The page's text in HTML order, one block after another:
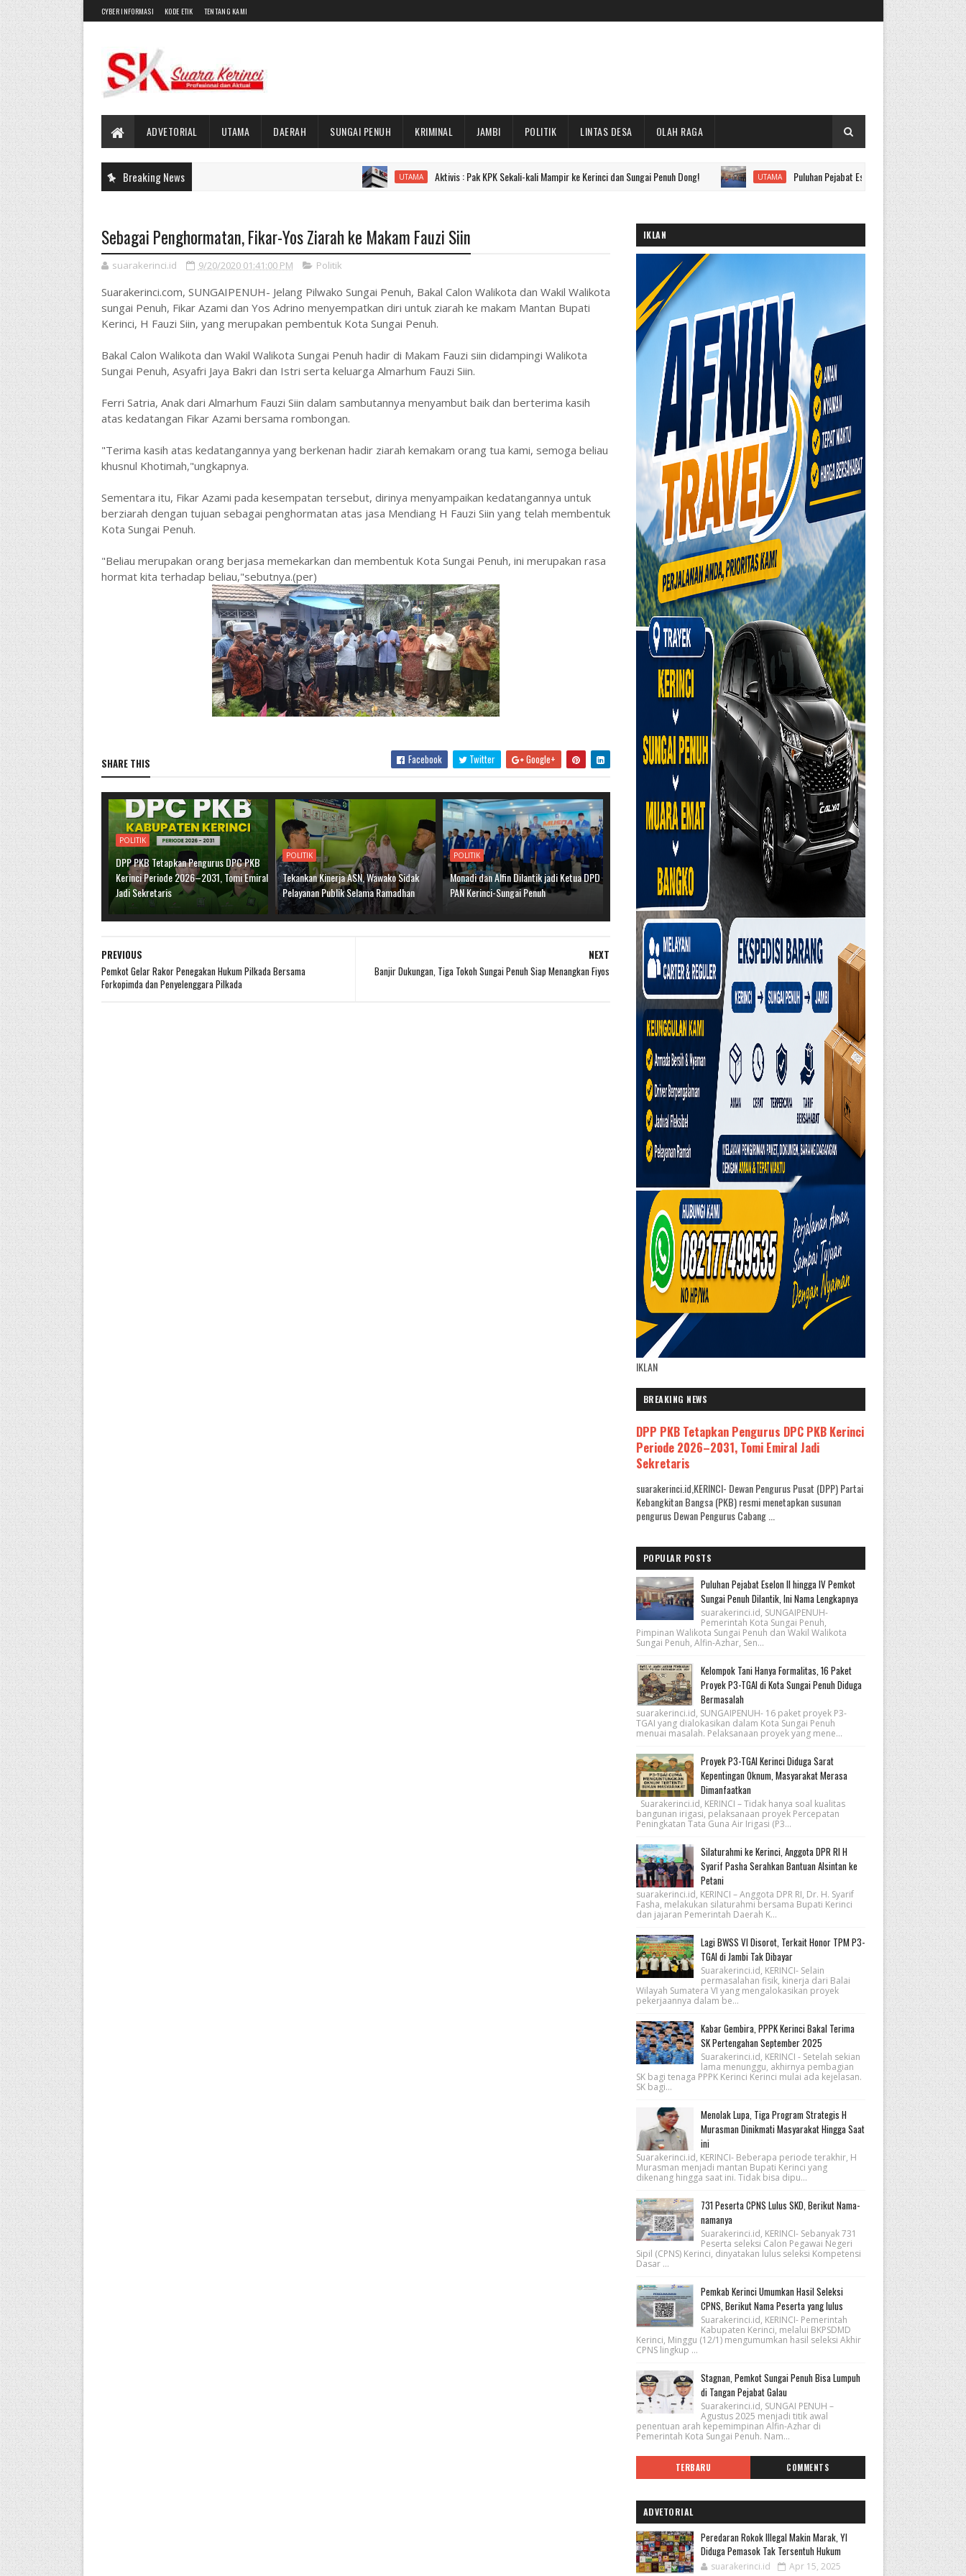
CYBER INFORMASI KODE ETIK TENTANG KAMI
ADVETORIAL UTAMA DAERAH SUNGAI PENUH KRIMINAL JAMBI POLITIK LINTAS DESA OLAH RAGA
Breaking News UTAMA Aktivis : Pak KPK Sekali-kali Mampir ke Kerinci dan Sungai Penuh Dong! UTAMA Puluhan Pejabat Eselon II hingga IV Pemkot Sungai Penuh
Sebagai Penghormatan, Fikar-Yos Ziarah ke Makam Fauzi Siin
suarakerinci.id 9/20/2020 01:41:00 PM Politik
Suarakerinci.com, SUNGAIPENUH- Jelang Pilwako Sungai Penuh, Bakal Calon Walikota dan Wakil Walikota
sungai Penuh, Fikar Azami dan Yos Adrino menyempatkan diri untuk ziarah ke makam Mantan Bupati
Kerinci, H Fauzi Siin, yang merupakan pembentuk Kota Sungai Penuh.
Bakal Calon Walikota dan Wakil Walikota Sungai Penuh hadir di Makam Fauzi siin didampingi Walikota
Sungai Penuh, Asyafri Jaya Bakri dan Istri serta keluarga Almarhum Fauzi Siin.
Ferri Satria, Anak dari Almarhum Fauzi Siin dalam sambutannya menyambut baik dan berterima kasih
atas kedatangan Fikar Azami bersama rombongan.
"Terima kasih atas kedatangannya yang berkenan hadir ziarah kemakam orang tua kami, semoga beliau
khusnul Khotimah,"ungkapnya.
Sementara itu, Fikar Azami pada kesempatan tersebut, dirinya menyampaikan kedatangannya untuk
berziarah dengan tujuan sebagai penghormatan atas jasa Mendiang H Fauzi Siin yang telah membentuk
Kota Sungai Penuh.
"Beliau merupakan orang berjasa memekarkan dan membentuk Kota Sungai Penuh, ini merupakan rasa
hormat kita terhadap beliau,"sebutnya.(per)
SHARE THIS Facebook Twitter Google+
POLITIK
DPP PKB Tetapkan Pengurus DPC PKB
Kerinci Periode 2026–2031, Tomi Emiral
Jadi Sekretaris
POLITIK
Tekankan Kinerja ASN, Wawako Sidak
Pelayanan Publik Selama Ramadhan
POLITIK
Monadi dan Alfin Dilantik jadi Ketua DPD
PAN Kerinci-Sungai Penuh
NEXT
Banjir Dukungan, Tiga Tokoh Sungai Penuh Siap Menangkan Fiyos
PREVIOUS
Pemkot Gelar Rakor Penegakan Hukum Pilkada Bersama
Forkopimda dan Penyelenggara Pilkada
IKLAN
IKLAN
BREAKING NEWS
DPP PKB Tetapkan Pengurus DPC PKB Kerinci
Periode 2026–2031, Tomi Emiral Jadi
Sekretaris
suarakerinci.id,KERINCI- Dewan Pengurus Pusat (DPP) Partai
Kebangkitan Bangsa (PKB) resmi menetapkan susunan
pengurus Dewan Pengurus Cabang ...
POPULAR POSTS
Puluhan Pejabat Eselon II hingga IV Pemkot
Sungai Penuh Dilantik, Ini Nama Lengkapnya
suarakerinci.id, SUNGAIPENUH-
Pemerintah Kota Sungai Penuh,
Pimpinan Walikota Sungai Penuh dan Wakil Walikota
Sungai Penuh, Alfin-Azhar, Sen...
Kelompok Tani Hanya Formalitas, 16 Paket
Proyek P3-TGAI di Kota Sungai Penuh Diduga
Bermasalah
suarakerinci.id, SUNGAIPENUH- 16 paket proyek P3-
TGAI yang dialokasikan dalam Kota Sungai Penuh
menuai masalah. Pelaksanaan proyek yang mene...
Proyek P3-TGAI Kerinci Diduga Sarat
Kepentingan Oknum, Masyarakat Merasa
Dimanfaatkan
Suarakerinci.id, KERINCI – Tidak hanya soal kualitas
bangunan irigasi, pelaksanaan proyek Percepatan
Peningkatan Tata Guna Air Irigasi (P3...
Silaturahmi ke Kerinci, Anggota DPR RI H
Syarif Pasha Serahkan Bantuan Alsintan ke
Petani
suarakerinci.id, KERINCI – Anggota DPR RI, Dr. H. Syarif
Fasha, melakukan silaturahmi bersama Bupati Kerinci
dan jajaran Pemerintah Daerah K...
Lagi BWSS VI Disorot, Terkait Honor TPM P3-
TGAI di Jambi Tak Dibayar
Suarakerinci.id, KERINCI- Selain
permasalahan fisik, kinerja dari Balai
Wilayah Sumatera VI yang mengalokasikan proyek
pekerjaannya dalam be...
Kabar Gembira, PPPK Kerinci Bakal Terima
SK Pertengahan September 2025
Suarakerinci.id, KERINCI - Setelah sekian
lama menunggu, akhirnya pembagian
SK bagi tenaga PPPK Kerinci Kerinci mulai ada kejelasan.
SK bagi...
Menolak Lupa, Tiga Program Strategis H
Murasman Dinikmati Masyarakat Hingga Saat
ini
Suarakerinci.id, KERINCI- Beberapa periode terakhir, H
Murasman menjadi mantan Bupati Kerinci yang
dikenang hingga saat ini. Tidak bisa dipu...
731 Peserta CPNS Lulus SKD, Berikut Nama-
namanya
Suarakerinci.id, KERINCI- Sebanyak 731
Peserta seleksi Calon Pegawai Negeri
Sipil (CPNS) Kerinci, dinyatakan lulus seleksi Kompetensi
Dasar ...
Pemkab Kerinci Umumkan Hasil Seleksi
CPNS, Berikut Nama Peserta yang lulus
Suarakerinci.id, KERINCI- Pemerintah
Kabupaten Kerinci, melalui BKPSDMD
Kerinci, Minggu (12/1) mengumumkan hasil seleksi Akhir
CPNS lingkup ...
Stagnan, Pemkot Sungai Penuh Bisa Lumpuh
di Tangan Pejabat Galau
Suarakerinci.id, SUNGAI PENUH –
Agustus 2025 menjadi titik awal
penentuan arah kepemimpinan Alfin-Azhar di
Pemerintah Kota Sungai Penuh. Nam...
TERBARU COMMENTS
ADVETORIAL
Peredaran Rokok Illegal Makin Marak, YI
Diduga Pemasok Tak Tersentuh Hukum
suarakerinci.id Apr 15, 2025